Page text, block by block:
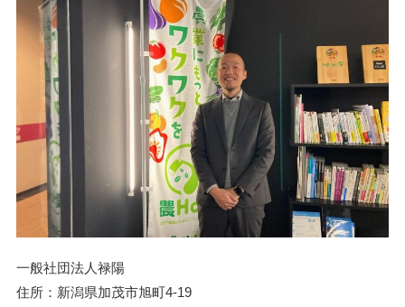
一般社団法人禄陽
住所：新潟県加茂市旭町4-19